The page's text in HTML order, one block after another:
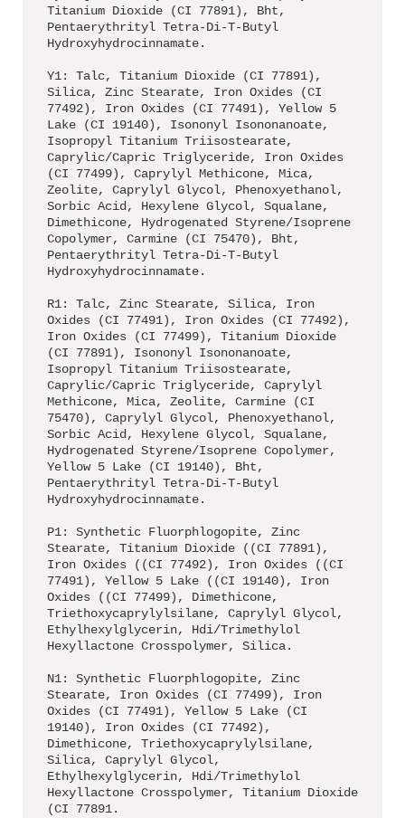
Titanium Dioxide (CI 77891), Bht,
Pentaerythrityl Tetra-Di-T-Butyl
Hydroxyhydrocinnamate.
Y1: Talc, Titanium Dioxide (CI 77891),
Silica, Zinc Stearate, Iron Oxides (CI
77492), Iron Oxides (CI 77491), Yellow 5
Lake (CI 19140), Isononyl Isononanoate,
Isopropyl Titanium Triisostearate,
Caprylic/Capric Triglyceride, Iron Oxides
(CI 77499), Caprylyl Methicone, Mica,
Zeolite, Caprylyl Glycol, Phenoxyethanol,
Sorbic Acid, Hexylene Glycol, Squalane,
Dimethicone, Hydrogenated Styrene/Isoprene
Copolymer, Carmine (CI 75470), Bht,
Pentaerythrityl Tetra-Di-T-Butyl
Hydroxyhydrocinnamate.
R1: Talc, Zinc Stearate, Silica, Iron
Oxides (CI 77491), Iron Oxides (CI 77492),
Iron Oxides (CI 77499), Titanium Dioxide
(CI 77891), Isononyl Isononanoate,
Isopropyl Titanium Triisostearate,
Caprylic/Capric Triglyceride, Caprylyl
Methicone, Mica, Zeolite, Carmine (CI
75470), Caprylyl Glycol, Phenoxyethanol,
Sorbic Acid, Hexylene Glycol, Squalane,
Hydrogenated Styrene/Isoprene Copolymer,
Yellow 5 Lake (CI 19140), Bht,
Pentaerythrityl Tetra-Di-T-Butyl
Hydroxyhydrocinnamate.
P1: Synthetic Fluorphlogopite, Zinc
Stearate, Titanium Dioxide ((CI 77891),
Iron Oxides ((CI 77492), Iron Oxides ((CI
77491), Yellow 5 Lake ((CI 19140), Iron
Oxides ((CI 77499), Dimethicone,
Triethoxycaprylylsilane, Caprylyl Glycol,
Ethylhexylglycerin, Hdi/Trimethylol
Hexyllactone Crosspolymer, Silica.
N1: Synthetic Fluorphlogopite, Zinc
Stearate, Iron Oxides (CI 77499), Iron
Oxides (CI 77491), Yellow 5 Lake (CI
19140), Iron Oxides (CI 77492),
Dimethicone, Triethoxycaprylylsilane,
Silica, Caprylyl Glycol,
Ethylhexylglycerin, Hdi/Trimethylol
Hexyllactone Crosspolymer, Titanium Dioxide
(CI 77891.